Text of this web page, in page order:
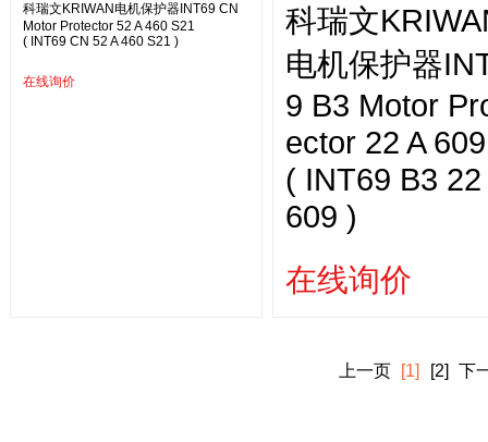
科瑞文KRIWAN电机保护器INT69 CN
Motor Protector 52 A 460 S21
( INT69 CN 52 A 460 S21 )
在线询价
科瑞文
电机保护器
9 B3 Motor
ector 22 A 609
( INT69 B3 22
609 )
在线询价
上一页 [1] [2] 下